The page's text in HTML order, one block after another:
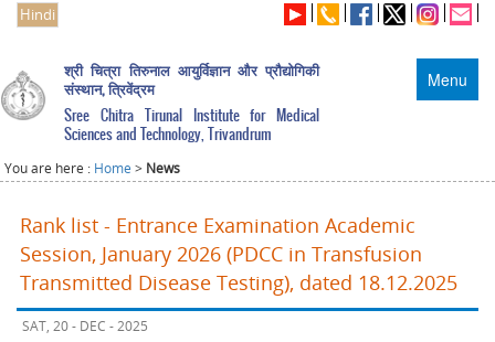
Hindi
Menu
श्री चित्रा तिरुनाल आयुर्विज्ञान और प्रौद्योगिकी
संस्थान, त्रिवेंद्रम
Sree Chitra Tirunal Institute for Medical
Sciences and Technology, Trivandrum
You are here : Home > News
Rank list - Entrance Examination Academic
Session, January 2026 (PDCC in Transfusion
Transmitted Disease Testing), dated 18.12.2025
SAT, 20 - DEC - 2025